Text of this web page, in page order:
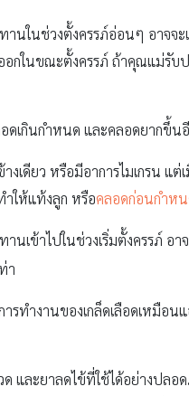
นในช่วงตั้งครรภ์อ่อนๆ อาจจะ
ออกในขณะตั้งครรภ์ ถ้าคุณแม่รั
ดเกินกำหนด และคลอดยากขึ้น
เดียว หรือมีอาการไมเกรน แ
ำให้แท้งลูก หรือคลอดก่อนกำห
เข้าไปในช่วงเริ่มตั้งครรภ์ อา
า
รทำงานของเกล็ดเลือดเหมือ
และยาลดไข้ที่ใช้ได้อย่างปลอ